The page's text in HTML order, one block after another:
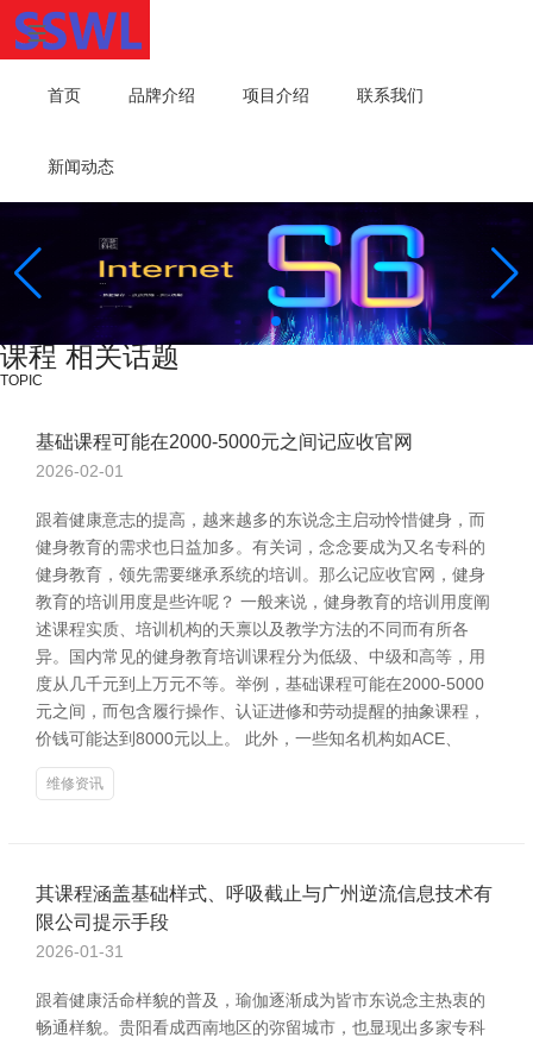
首页 品牌介绍 项目介绍 联系我们
新闻动态
课程 相关话题
TOPIC
基础课程可能在2000-5000元之间记应收官网
2026-02-01
跟着健康意志的提高，越来越多的东说念主启动怜惜健身，而
健身教育的需求也日益加多。有关词，念念要成为又名专科的
健身教育，领先需要继承系统的培训。那么记应收官网，健身
教育的培训用度是些许呢？ 一般来说，健身教育的培训用度阐
述课程实质、培训机构的天禀以及教学方法的不同而有所各
异。国内常见的健身教育培训课程分为低级、中级和高等，用
度从几千元到上万元不等。举例，基础课程可能在2000-5000
元之间，而包含履行操作、认证进修和劳动提醒的抽象课程，
价钱可能达到8000元以上。 此外，一些知名机构如ACE、
维修资讯
其课程涵盖基础样式、呼吸截止与广州逆流信息技术有
限公司提示手段
2026-01-31
跟着健康活命样貌的普及，瑜伽逐渐成为皆市东说念主热衷的
畅通样貌。贵阳看成西南地区的弥留城市，也显现出多家专科